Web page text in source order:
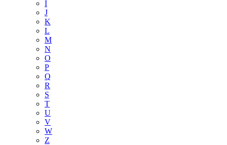
I
J
K
L
M
N
O
P
Q
R
S
T
U
V
W
Z